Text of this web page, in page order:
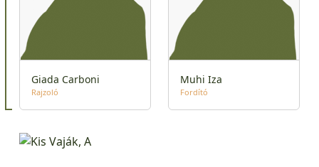
Giada Carboni
Rajzoló
Muhi Iza
Fordító